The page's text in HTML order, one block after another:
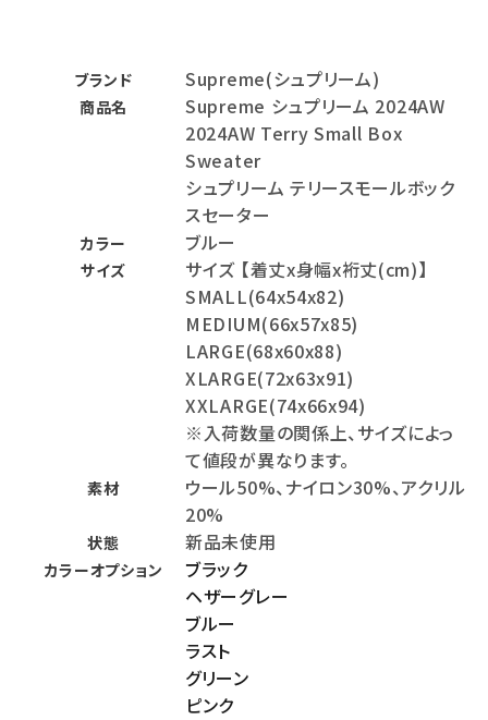
ブランド Supreme(シュプリーム)
商品名
Supreme シュプリーム 2024AW
2024AW Terry Small Box
Sweater
シュプリーム テリースモールボック
スセーター
カラー ブルー
サイズ
サイズ 【着丈x身幅x裄丈(cm)】
SMALL(64x54x82)
MEDIUM(66x57x85)
LARGE(68x60x88)
XLARGE(72x63x91)
XXLARGE(74x66x94)
※入荷数量の関係上、サイズによっ
て値段が異なります。
素材
ウール50%、ナイロン30%、アクリル
20%
状態 新品未使用
カラーオプション
ブラック
ヘザーグレー
ブルー
ラスト
グリーン
ピンク